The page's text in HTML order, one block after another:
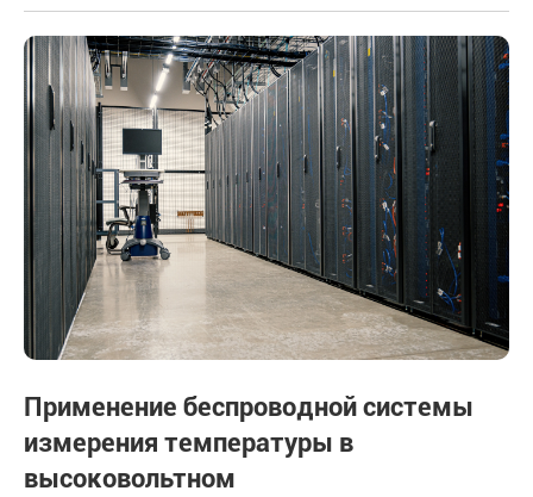
Применение беспроводной системы
измерения температуры в
высоковольтном